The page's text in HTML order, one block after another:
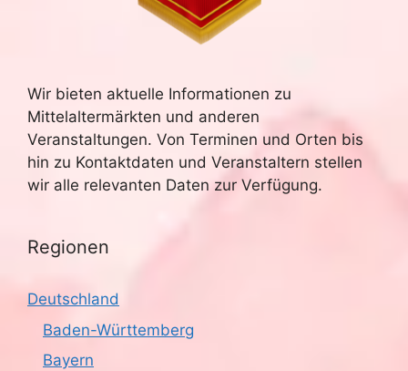
Wir bieten aktuelle Informationen zu
Mittelaltermärkten und anderen
Veranstaltungen. Von Terminen und Orten bis
hin zu Kontaktdaten und Veranstaltern stellen
wir alle relevanten Daten zur Verfügung.
Regionen
Deutschland
Baden-Württemberg
Bayern